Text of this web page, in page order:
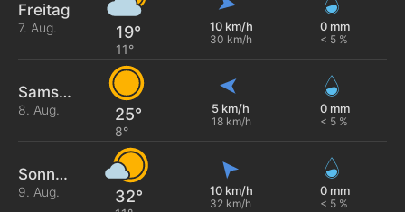
Freitag
7. Aug. 19°
11°
10 km/h
30 km/h
0 mm
< 5 %
Samstag
8. Aug. 25°
8°
5 km/h
18 km/h
0 mm
< 5 %
Sonntag
9. Aug. 32° 10 km/h
32 km/h
0 mm
< 5 %